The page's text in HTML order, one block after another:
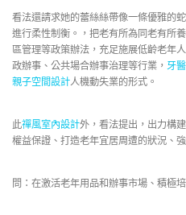
看法還請求她的蕾絲絲帶像一條優雅的
進行柔性制衡。，把老有所為同老有所
區管理等政策辦法，充足施展低齡老年
政辦事、公共場合辦事治理等行業， 牙
親子空間設計人機動失業的形式。
此禪風室內設計外，看法提出，出力構
權益保證、打造老年宜居周遭的狀況、
問：在激活老年用品和辦事市場、積極